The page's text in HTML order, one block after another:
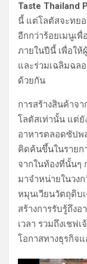
Taste Thailand
นี้ แต่โลตัสจะทย
อีกกว่าร้อยเมนูเ
ภายในปีนี้ เพื่อใ
และร่วมเฉลิมฉล
ด้วยกัน
การสร้างสินค้าจ
โลตัสเท่านั้น แต่ยั
อาหารตลอดซัปพ
คิดค้นขึ้นในรายก
จากในท้องที่นั้นๆ
มาจำหน่ายในวง
หมุนเวียนวัตถุดิบ
สร้างการรับรู้ถึง
เวลา รวมถึงเชฟ
โอกาสทางธุรกิจ